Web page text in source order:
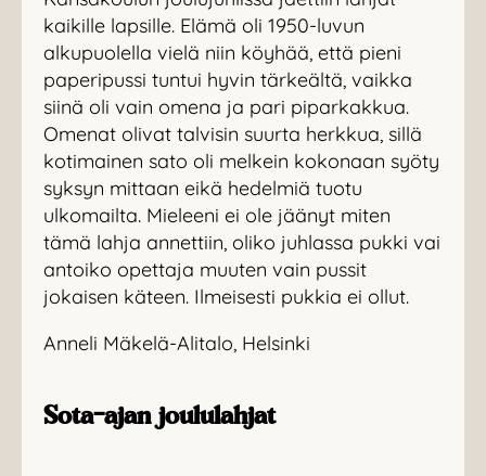
kaikille lapsille. Elämä oli 1950-luvun
alkupuolella vielä niin köyhää, että pieni
paperipussi tuntui hyvin tärkeältä, vaikka
siinä oli vain omena ja pari piparkakkua.
Omenat olivat talvisin suurta herkkua, sillä
kotimainen sato oli melkein kokonaan syöty
syksyn mittaan eikä hedelmiä tuotu
ulkomailta. Mieleeni ei ole jäänyt miten
tämä lahja annettiin, oliko juhlassa pukki vai
antoiko opettaja muuten vain pussit
jokaisen käteen. Ilmeisesti pukkia ei ollut.
Anneli Mäkelä-Alitalo, Helsinki
Sota-ajan joululahjat